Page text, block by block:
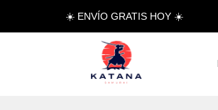
☀️ ENVÍO GRATIS HOY ☀️